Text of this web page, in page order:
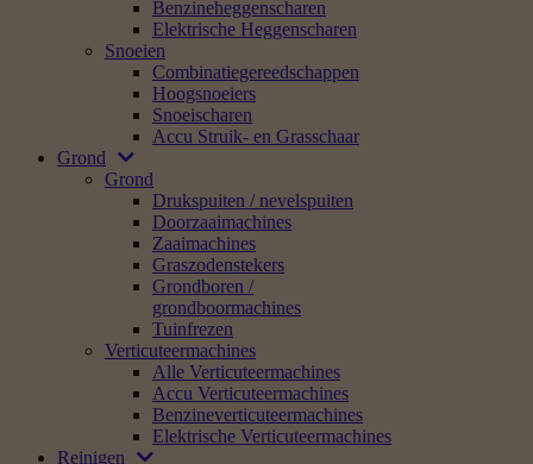
Benzineheggenscharen
Elektrische Heggenscharen
Snoeien
Combinatiegereedschappen
Hoogsnoeiers
Snoeischaren
Accu Struik- en Grasschaar
Grond
Grond
Drukspuiten / nevelspuiten
Doorzaaimachines
Zaaimachines
Graszodenstekers
Grondboren /
grondboormachines
Tuinfrezen
Verticuteermachines
Alle Verticuteermachines
Accu Verticuteermachines
Benzineverticuteermachines
Elektrische Verticuteermachines
Reinigen